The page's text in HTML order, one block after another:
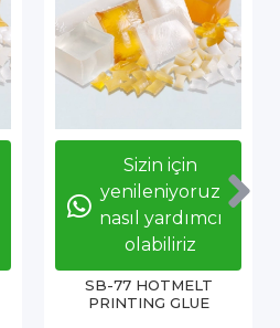
Sizin için
yenileniyoruz
nasıl yardımcı
olabiliriz
SB-77 HOTMELT
PRINTING GLUE